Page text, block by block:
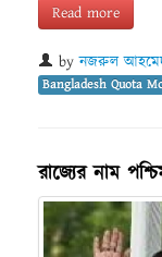
Read more
byনজরুল
Bangladesh Quota
রাজ্যের নাম